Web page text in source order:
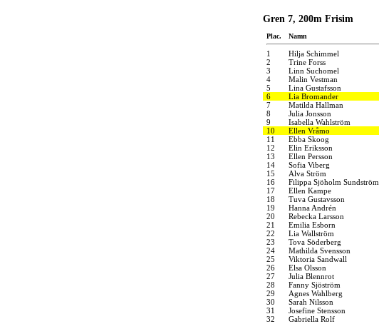
Gren 7, 200m Frisim
Plac. Namn
1 Hilja Schimmel
2
Trine Forss
3
Linn Suchomel
4
Malin Vestman
5
Lina Gustafsson
6
Lia Bromander
7
Matilda Hallman
8
Julia Jonsson
9
Isabella Wahlström
10
Ellen Vråmo
11
Ebba Skoog
12
Elin Eriksson
13
Ellen Persson
14
Sofia Viberg
15
Alva Ström
16
Filippa Sjöholm Sundström
17
Ellen Kampe
18
Tuva Gustavsson
19
Hanna Andrén
20
Rebecka Larsson
21
Emilia Esborn
22
Lia Wallström
23
Tova Söderberg
24
Mathilda Svensson
25
Viktoria Sandwall
26
Elsa Olsson
27
Julia Blennrot
28
Fanny Sjöström
29
Agnes Wahlberg
30
Sarah Nilsson
31
Josefine Stensson
32
Gabriella Rolf